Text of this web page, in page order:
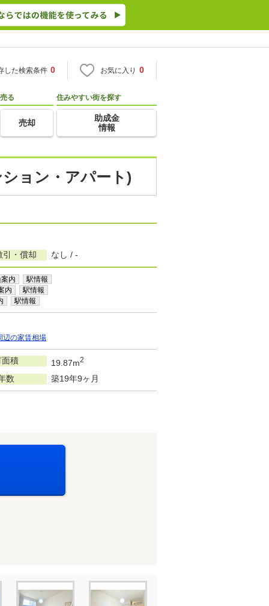
した検索条件 0 お気に入り 0
売る
売却
住みやすい街を探す
助成金
情報
ョン・アパート)
引・償却 なし / -
内 駅情報
内 駅情報
駅情報
辺の家賃相場
面積 19.87m2
数 築19年9ヶ月